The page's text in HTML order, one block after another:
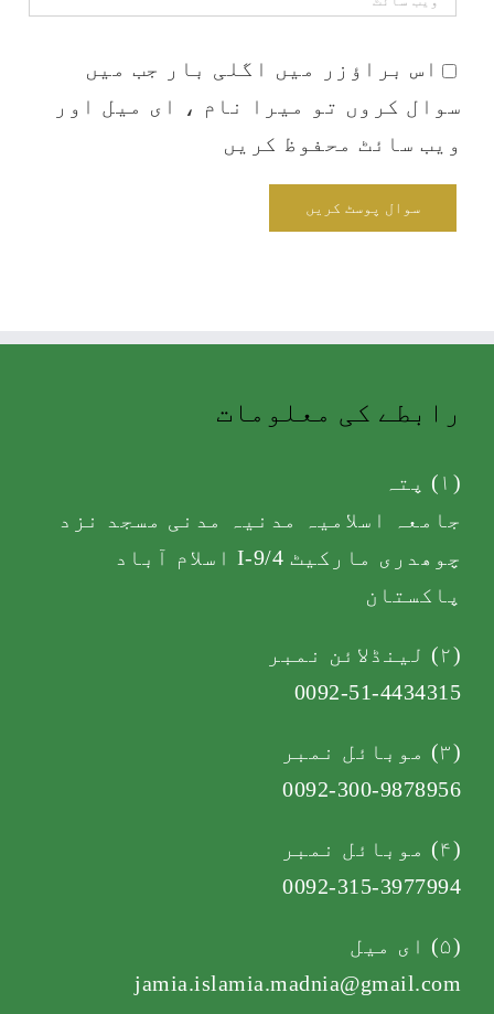
اس براؤزر میں اگلی بار جب میں
سوال کروں تو میرا نام ، ای میل اور
ویب سائٹ محفوظ کریں
رابطے کی معلومات
(۱) پتہ
جامعہ اسلامیہ مدنیہ مدنی مسجد نزد
چوھدری مارکیٹ I-9/4 اسلام آباد
پاکستان
(۲) لینڈلائن نمبر
0092-51-4434315
(۳) موبائل نمبر
0092-300-9878956
(۴) موبائل نمبر
0092-315-3977994
(۵) ای میل
jamia.islamia.madnia@gmail.com